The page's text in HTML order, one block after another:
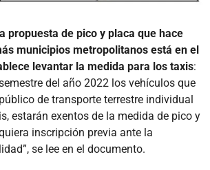
propuesta de pico y placa que hace
municipios metropolitanos está en el
levantar la medida para los taxis:
del año 2022 los vehículos que
de transporte terrestre individual
estarán exentos de la medida de pico y
inscripción previa ante la
se lee en el documento.